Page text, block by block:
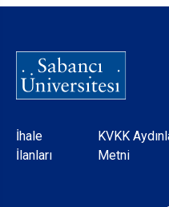
Dipnot
İhale
İlanları
KVKK
Metni